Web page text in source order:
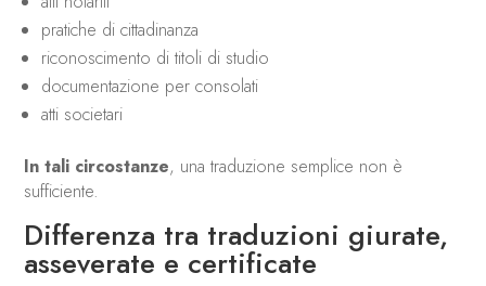
pratiche di cittadinanza
riconoscimento di titoli di studio
documentazione per consolati
atti societari
In tali circostanze, una traduzione semplice non è
sufficiente.
Differenza tra traduzioni giurate,
asseverate e certificate